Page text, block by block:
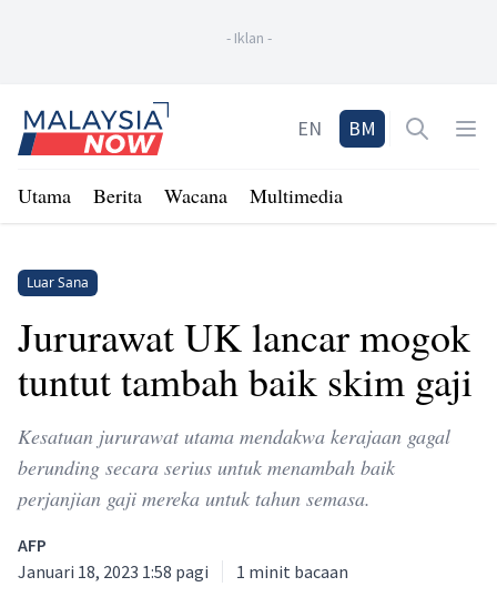
- Iklan -
Home
EN BM Open
Utama Berita Wacana Multimedia
Luar Sana
Jururawat UK lancar mogok
tuntut tambah baik skim gaji
Kesatuan jururawat utama mendakwa kerajaan gagal
berunding secara serius untuk menambah baik
perjanjian gaji mereka untuk tahun semasa.
AFP
Januari 18, 2023 1:58 pagi
1 minit bacaan